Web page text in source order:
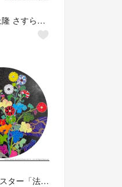
ED300■村上隆 さすらいの旅からの帰還 ポスター作品 法橋光琳
村上隆EDポスター「法橋光琳」 〈さすらいの旅からの帰還〉新品未開封